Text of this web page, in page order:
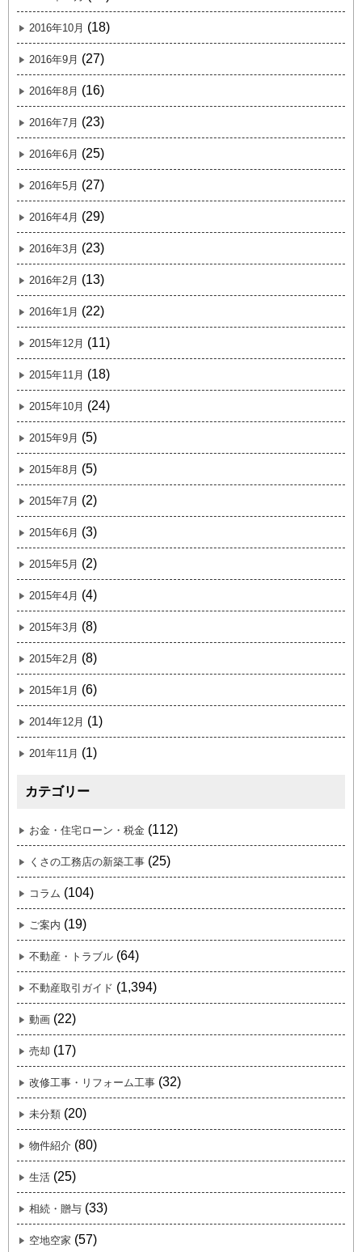
2016年10月 (18)
2016年9月 (27)
2016年8月 (16)
2016年7月 (23)
2016年6月 (25)
2016年5月 (27)
2016年4月 (29)
2016年3月 (23)
2016年2月 (13)
2016年1月 (22)
2015年12月 (11)
2015年11月 (18)
2015年10月 (24)
2015年9月 (5)
2015年8月 (5)
2015年7月 (2)
2015年6月 (3)
2015年5月 (2)
2015年4月 (4)
2015年3月 (8)
2015年2月 (8)
2015年1月 (6)
2014年12月 (1)
201年11月 (1)
カテゴリー
お金・住宅ローン・税金 (112)
くさの工務店の新築工事 (25)
コラム (104)
ご案内 (19)
不動産・トラブル (64)
不動産取引ガイド (1,394)
動画 (22)
売却 (17)
改修工事・リフォーム工事 (32)
未分類 (20)
物件紹介 (80)
生活 (25)
相続・贈与 (33)
空地空家 (57)